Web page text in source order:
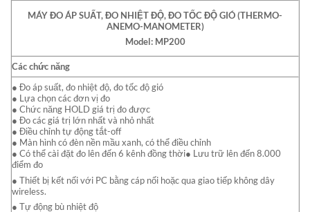
MÁY ĐO ÁP SUẤT, ĐO NHIỆT ĐỘ, ĐO TỐC ĐỘ GIÓ (THERMO-
ANEMO-MANOMETER)
Model: MP200
Các chức năng
● Đo áp suất, đo nhiệt độ, đo tốc độ gió
● Lựa chọn các đơn vị đo
● Chức năng HOLD giá trị đo được
● Đo các giá trị lớn nhất và nhỏ nhất
● Điều chỉnh tự động tắt-off
● Màn hình có đèn nền mầu xanh, có thể điều chỉnh
● Có thể cài đặt đo lên đến 6 kênh đồng thời● Lưu trữ lên đến 8.000
điểm đo
● Thiết bị kết nối với PC bằng cáp nối hoặc qua giao tiếp không dây
wireless.
● Tự động bù nhiệt độ